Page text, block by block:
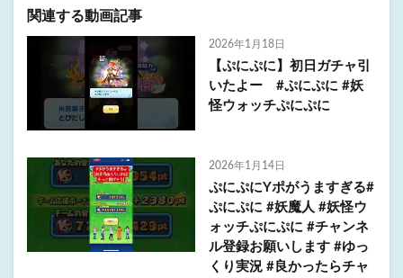
関連する動画記事
2026年1月18日
【ぷにぷに】初日ガチャ引
いたよー #ぷにぷに #妖
怪ウォッチぷにぷに
2026年1月14日
ぷにぷにYポがうますぎる#
ぷにぷに #妖魔人 #妖怪ウ
ォッチぷにぷに #チャンネ
ル登録お願いします #ゆっ
くり実況 #良かったらチャ